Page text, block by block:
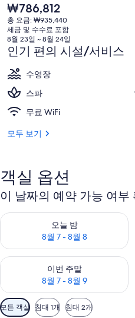
현
재
가
격
은
₩786,812
₩786,812
총 요금: ₩935,440
세금 및 수수료 포함
8월 23일 ~ 8월 24일
인기 편의 시설/서비스
수영장
스파
무료 WiFi
모두 보기
객실 옵션
이 날짜의 예약 가능 여부
오늘 밤
8월 7 - 8월 8
오늘 밤 예약 가능 여부 확인, 8월
이번 주말
8월 7 - 8월 9
이번 주말 예약 가능 여부 확인, 8
객
모든 객실 침대 1개 침대 2개